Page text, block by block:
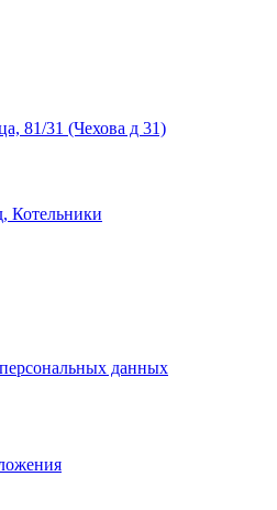
81/31 (Чехова д 31)
Котельники
данных